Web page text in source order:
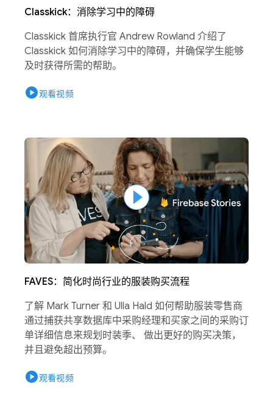
Classkick：消除学习中的障碍
Classkick 首席执行官 Andrew Rowland 介绍了
Classkick 如何消除学习中的障碍，并确保学生能够
及时获得所需的帮助。
play_circle观看视频
FAVES：简化时尚行业的服装购买流程
了解 Mark Turner 和 Ulla Hald 如何帮助服装零售商
通过捕获共享数据库中采购经理和买家之间的采购订
单详细信息来规划时装季、 做出更好的购买决策，
并且避免超出预算。
play_circle观看视频